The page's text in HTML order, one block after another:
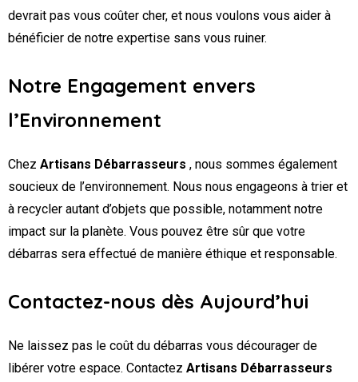
devrait pas vous coûter cher, et nous voulons vous aider à
bénéficier de notre expertise sans vous ruiner.
Notre Engagement envers
l’Environnement
Chez Artisans Débarrasseurs , nous sommes également
soucieux de l’environnement. Nous nous engageons à trier et
à recycler autant d’objets que possible, notamment notre
impact sur la planète. Vous pouvez être sûr que votre
débarras sera effectué de manière éthique et responsable.
Contactez-nous dès Aujourd’hui
Ne laissez pas le coût du débarras vous décourager de
libérer votre espace. Contactez Artisans Débarrasseurs